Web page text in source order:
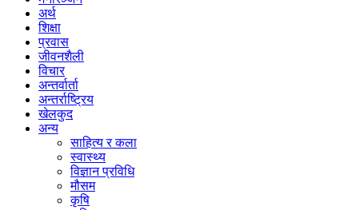
अर्थ
शिक्षा
प्रवास
जीवनशैली
विचार
अन्तर्वार्ता
अन्तर्राष्ट्रिय
खेलकुद
अन्य
साहित्य र कला
स्वास्थ्य
विज्ञान प्रविधि
मौसम
कृषि